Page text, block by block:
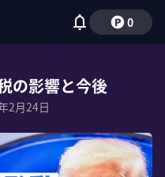
0
の影響と今後
2月24日